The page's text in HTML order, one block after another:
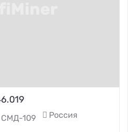
СМД-109 Россия